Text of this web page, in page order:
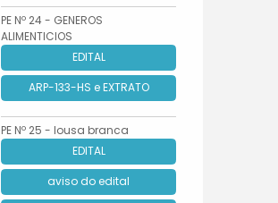
PE Nº 24 - GENEROS
ALIMENTICIOS
EDITAL
ARP-133-HS e EXTRATO
PE Nº 25 - lousa branca
EDITAL
aviso do edital